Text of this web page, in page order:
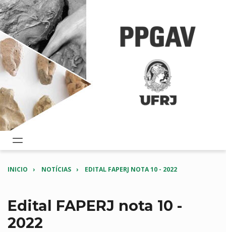
INICIO NOTÍCIAS EDITAL FAPERJ NOTA 10 - 2022
Edital FAPERJ nota 10 -
2022